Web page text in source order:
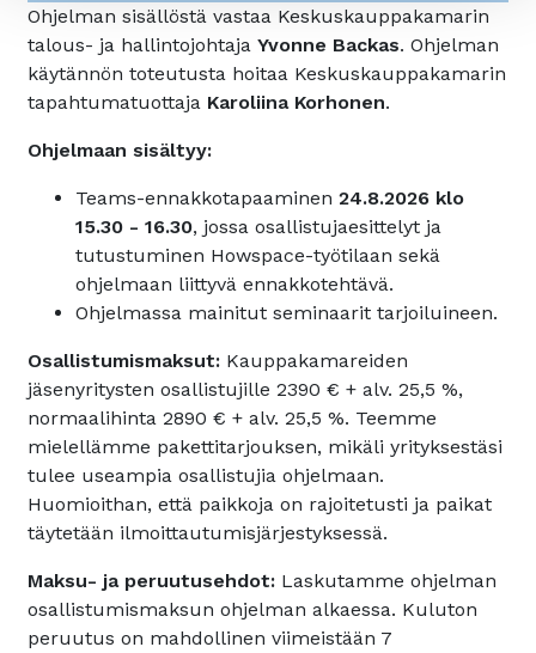
Ohjelman sisällöstä vastaa Keskuskauppakamarin
talous- ja hallintojohtaja Yvonne Backas. Ohjelman
käytännön toteutusta hoitaa Keskuskauppakamarin
tapahtumatuottaja Karoliina Korhonen.
Ohjelmaan sisältyy:
Teams-ennakkotapaaminen 24.8.2026 klo
15.30 - 16.30, jossa osallistujaesittelyt ja
tutustuminen Howspace-työtilaan sekä
ohjelmaan liittyvä ennakkotehtävä.
Ohjelmassa mainitut seminaarit tarjoiluineen.
Osallistumismaksut: Kauppakamareiden
jäsenyritysten osallistujille 2390 € + alv. 25,5 %,
normaalihinta 2890 € + alv. 25,5 %. Teemme
mielellämme pakettitarjouksen, mikäli yrityksestäsi
tulee useampia osallistujia ohjelmaan.
Huomioithan, että paikkoja on rajoitetusti ja paikat
täytetään ilmoittautumisjärjestyksessä.
Maksu- ja peruutusehdot: Laskutamme ohjelman
osallistumismaksun ohjelman alkaessa. Kuluton
peruutus on mahdollinen viimeistään 7